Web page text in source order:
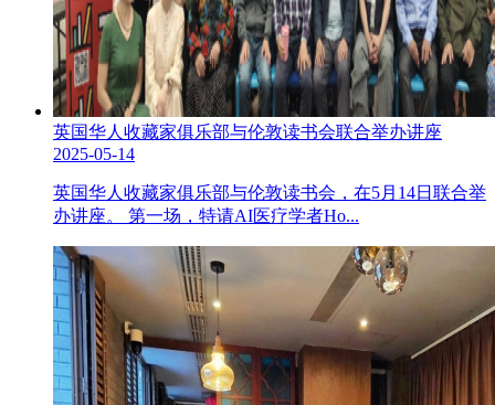
英国华人收藏家俱乐部与伦敦读书会联合举办讲座
2025-05-14
英国华人收藏家俱乐部与伦敦读书会，在5月14日联合举
办讲座。 第一场，特请AI医疗学者Ho...